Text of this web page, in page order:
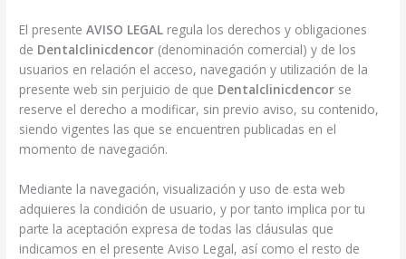
El presenteAVISO LEGAL regula los derechos y obligaciones
de Dentalclinicdencor (denominación comercial) y de los
usuarios en relación el acceso, navegación y utilización de la
presente web sin perjuicio de que Dentalclinicdencor se
reserve el derecho a modificar, sin previo aviso, su contenido,
siendo vigentes las que se encuentren publicadas en el
momento de navegación.
Mediante la navegación, visualización y uso de esta web
adquieres la condición de usuario, y por tanto implica por tu
parte la aceptación expresa de todas las cláusulas que
indicamos en el presente Aviso Legal, así como el resto de